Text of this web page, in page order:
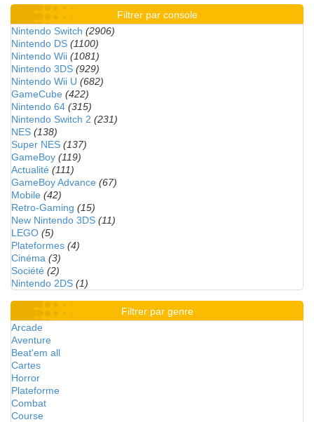
Filtrer par console
Nintendo Switch (2906)
Nintendo DS (1100)
Nintendo Wii (1081)
Nintendo 3DS (929)
Nintendo Wii U (682)
GameCube (422)
Nintendo 64 (315)
Nintendo Switch 2 (231)
NES (138)
Super NES (137)
GameBoy (119)
Actualité (111)
GameBoy Advance (67)
Mobile (42)
Retro-Gaming (15)
New Nintendo 3DS (11)
LEGO (5)
Plateformes (4)
Cinéma (3)
Société (2)
Nintendo 2DS (1)
Filtrer par genre
Arcade
Aventure
Beat'em all
Cartes
Horror
Plateforme
Combat
Course